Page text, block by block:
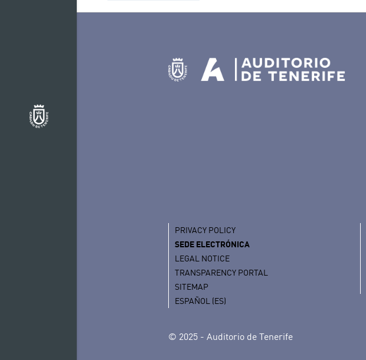
PRIVACY POLICY
SEDE ELECTRÓNICA
LEGAL NOTICE
TRANSPARENCY PORTAL
SITEMAP
ESPAÑOL (ES)
© 2025 - Auditorio de Tenerife